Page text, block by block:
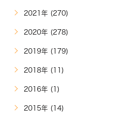
2021年 (270)
2020年 (278)
2019年 (179)
2018年 (11)
2016年 (1)
2015年 (14)